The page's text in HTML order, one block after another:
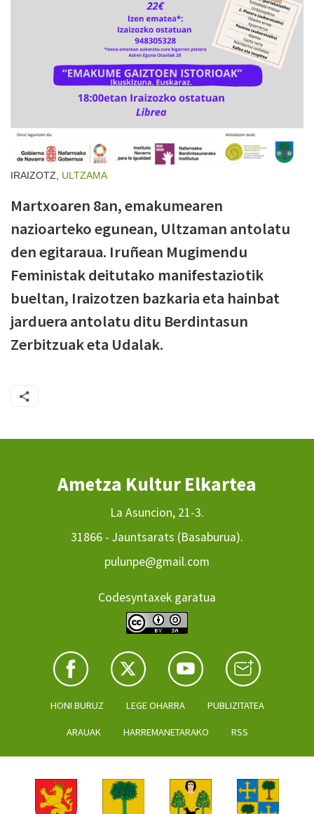
IRAIZOTZ, ULTZAMA
Martxoaren 8an, emakumearen
nazioarteko egunean, Ultzaman antolatu
den egitaraua. Iruñean Mugimendu
Feministak deitutako manifestaziotik
bueltan, Iraizotzen bazkaria eta hainbat
jarduera antolatu ditu Berdintasun
Zerbitzuak eta Udalak.
Ametza Kultur Elkartea
La Asuncion, 21-3.
31866 - Jauntsarats (Basaburua).
pulunpe@gmail.com
Codesyntaxek garatua
HONI BURUZ LEGE OHARRA PUBLIZITATEA
ARAUAK HARREMANETARAKO RSS